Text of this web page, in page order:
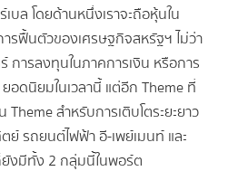
บล โดยด้านหนึ่งเราจะถือหุ้นใน
รฟื้นตัวของเศรษฐกิจสหรัฐฯ ไม่ว่า
การลงทุนในภาคการเงิน หรือการ
อดนิยมในเวลานี้ แต่อีก Theme ที่
Theme สำหรับการเติบโตระยะยาว
รถยนต์ไฟฟ้า อี-เพย์เมนท์ และ
งมีทั้ง 2 กลุ่มนี้ในพอร์ต